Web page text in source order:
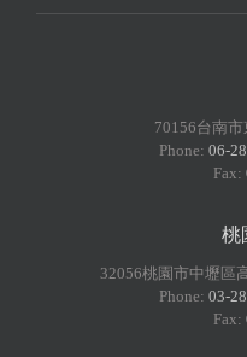
70156台南
Phone: 06-
Fax:
桃
32056桃園市中壢區
Phone: 03-
Fax: